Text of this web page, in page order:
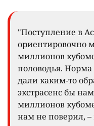
"Поступление в
ориентировочно
миллионов
половодья.
дали каким-то
экстрасенс бы
миллионов
нам не поверил,